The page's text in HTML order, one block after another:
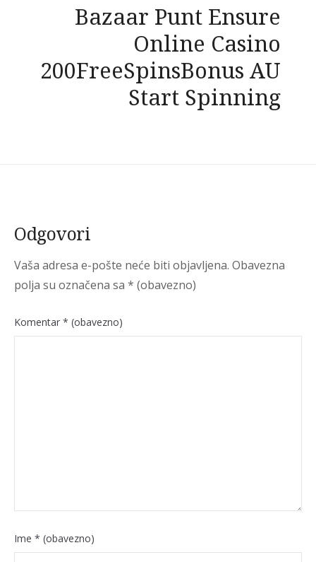
Bazaar Punt Ensure
Online Casino
200FreeSpinsBonus AU
Start Spinning
Odgovori
Vaša adresa e-pošte neće biti objavljena. Obavezna
polja su označena sa * (obavezno)
Komentar * (obavezno)
Ime * (obavezno)